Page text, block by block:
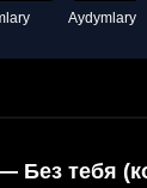
Aydymlary
Без тебя